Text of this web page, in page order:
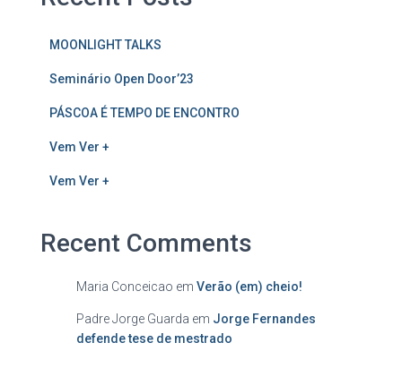
MOONLIGHT TALKS
Seminário Open Door’23
PÁSCOA É TEMPO DE ENCONTRO
Vem Ver +
Vem Ver +
Recent Comments
Maria Conceicao em Verão (em) cheio!
Padre Jorge Guarda em Jorge Fernandes
defende tese de mestrado